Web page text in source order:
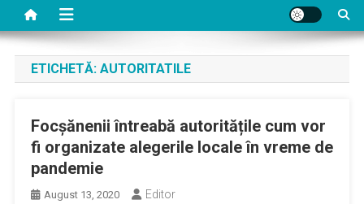
ETICHETĂ: AUTORITATILE
Focșănenii întreabă autoritățile cum vor
fi organizate alegerile locale în vreme de
pandemie
August 13, 2020 Editor